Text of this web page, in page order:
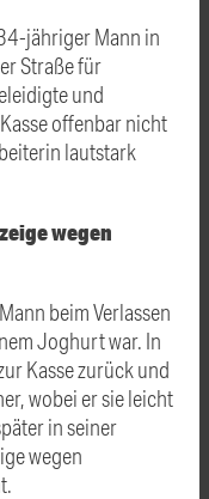
jähriger Mann in
Straße für
und
offenbar nicht
lautstark
wegen
beim Verlassen
Joghurt war. In
Kasse zurück und
wobei er sie leicht
in seiner
wegen